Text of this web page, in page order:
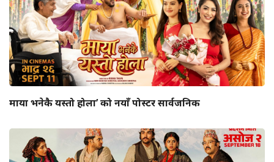
माया भनेकै यस्तो होला’ को नयाँ पोस्टर सार्वजनिक